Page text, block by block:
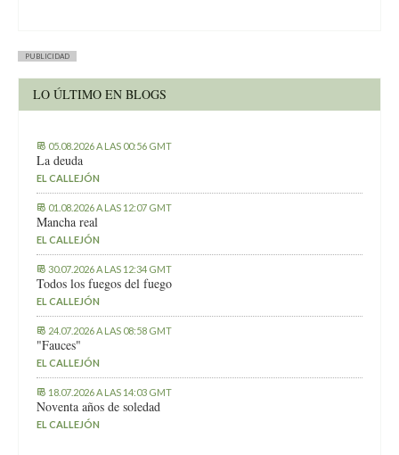
PUBLICIDAD
LO ÚLTIMO EN BLOGS
05.08.2026 A LAS 00:56 GMT
La deuda
EL CALLEJÓN
01.08.2026 A LAS 12:07 GMT
Mancha real
EL CALLEJÓN
30.07.2026 A LAS 12:34 GMT
Todos los fuegos del fuego
EL CALLEJÓN
24.07.2026 A LAS 08:58 GMT
"Fauces"
EL CALLEJÓN
18.07.2026 A LAS 14:03 GMT
Noventa años de soledad
EL CALLEJÓN